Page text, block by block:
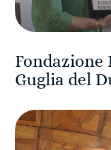
Fondazione
Guglia del